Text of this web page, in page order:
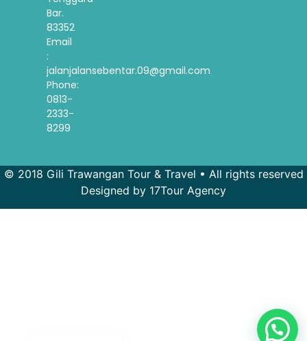
Bar.
83352
Email
:
jalanjalansebentar.09@gmail.com
Phone:
0813-
2333-
8299
© 2018 Gili Trawangan Tour & Travel • All rights reserved
Designed by 17Tour Agency